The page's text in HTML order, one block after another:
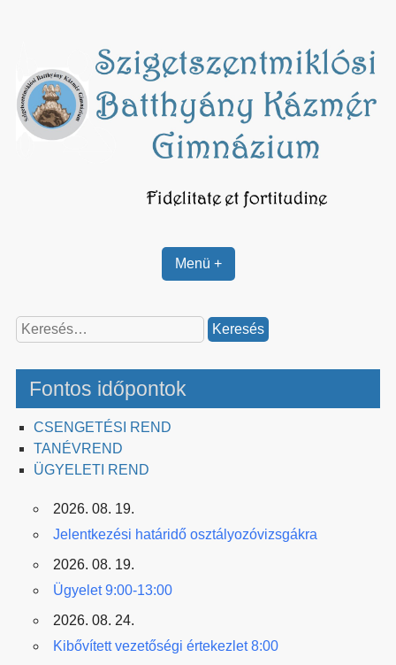
Menü +
Keresés:
Fontos időpontok
CSENGETÉSI REND
TANÉVREND
ÜGYELETI REND
2026. 08. 19.
Jelentkezési határidő osztályozóvizsgákra
2026. 08. 19.
Ügyelet 9:00-13:00
2026. 08. 24.
Kibővített vezetőségi értekezlet 8:00